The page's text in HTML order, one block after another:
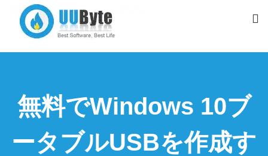
無料でWindows 10ブ
ータブルUSBを作成す